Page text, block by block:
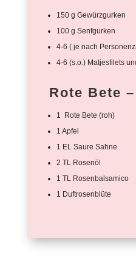
150 g Gewürzgurken
100 g Senfgurken
4-6 ( je nach
4-6 (s.o.) Matjesfilets
Rote Bete
1 Rote Bete (roh)
1 Apfel
1 EL Saure Sahne
2 TL Rosenöl
1 TL Rosenbalsamico
1 Duftrosenblüte